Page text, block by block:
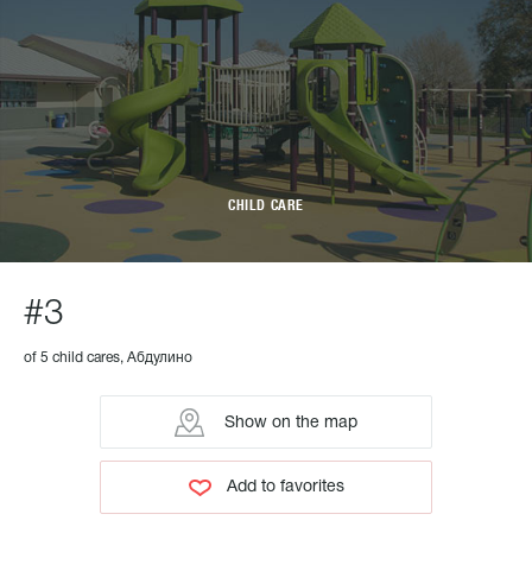
CHILD CARE
#3
of 5 child cares, Абдулино
Show on the map
Add to favorites